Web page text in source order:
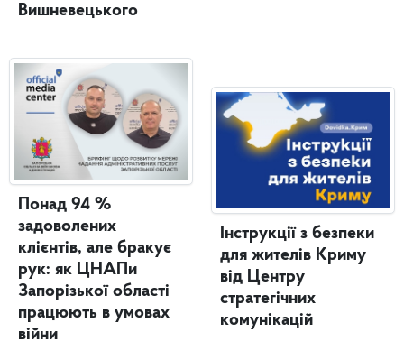
Вишневецького
Понад 94 %
задоволених
клієнтів, але бракує
рук: як ЦНАПи
Запорізької області
працюють в умовах
війни
Інструкції з безпеки
для жителів Криму
від Центру
стратегічних
комунікацій